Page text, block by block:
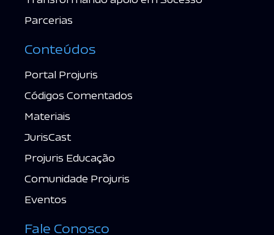
Parcerias
Conteúdos
Portal Projuris
Códigos Comentados
Materiais
JurisCast
Projuris Educação
Comunidade Projuris
Eventos
Fale Conosco